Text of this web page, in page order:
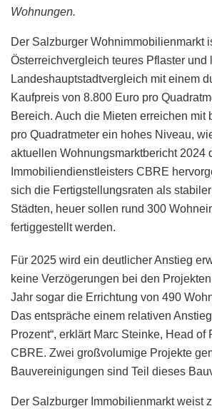
Wohnungen.
Der Salzburger Wohnimmobilienmarkt
Österreichvergleich teures Pflaster und
Landeshauptstadtvergleich mit einem
Kaufpreis von 8.800 Euro pro
Bereich. Auch die Mieten erreichen mit
pro Quadratmeter ein hohes Niveau,
aktuellen Wohnungsmarktbericht 2024
Immobiliendienstleisters CBRE
sich die Fertigstellungsraten als
Städten, heuer sollen rund 300
fertiggestellt werden.
Für 2025 wird ein deutlicher Anstieg
keine Verzögerungen bei den
Jahr sogar die Errichtung von 490
Das entspräche einem relativen
Prozent“, erklärt Marc Steinke, Head of
CBRE. Zwei großvolumige Projekte
Bauvereinigungen sind Teil dieses
Der Salzburger Immobilienmarkt weist